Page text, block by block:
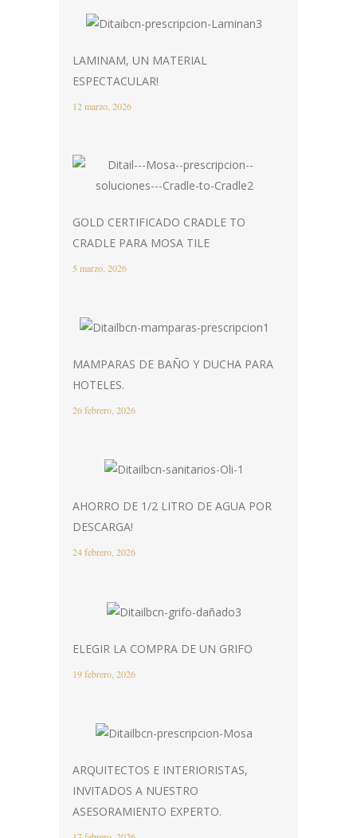
LAMINAM, UN MATERIAL
ESPECTACULAR!
12 marzo, 2026
GOLD CERTIFICADO CRADLE TO
CRADLE PARA MOSA TILE
5 marzo, 2026
MAMPARAS DE BAÑO Y DUCHA PARA
HOTELES.
26 febrero, 2026
AHORRO DE 1/2 LITRO DE AGUA POR
DESCARGA!
24 febrero, 2026
ELEGIR LA COMPRA DE UN GRIFO
19 febrero, 2026
ARQUITECTOS E INTERIORISTAS,
INVITADOS A NUESTRO
ASESORAMIENTO EXPERTO.